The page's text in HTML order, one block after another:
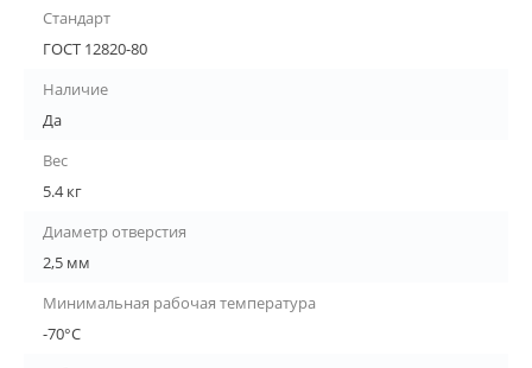
Стандарт
ГОСТ 12820-80
Наличие
Да
Вес
5.4 кг
Диаметр отверстия
2,5 мм
Минимальная рабочая температура
-70°С